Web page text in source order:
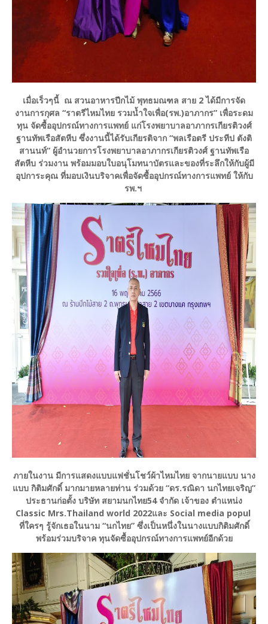
เมื่อเร็วๆนี้ ณ สวนอาหารปีกไม้ พุทธมณฑล สาย 2 ได้มีการจัด
งานการกุศล “ราตรีไหมไทย รวมน้ำใจเพื่อ(รพ.)อาภากร” เพื่อระดม
ทุน จัดซื้ออุปกรณ์ทางการแพทย์ แก่โรงพยาบาลอาภากรเกียรติวงศ์
ฐานทัพเรือสัตหีบ ซึ่งงานนี้ได้รับเกียรติจาก “พลเรือตรี ประทีป ตังติ
สานนท์” ผู้อำนวยการโรงพยาบาลอาภากรเกียรติวงศ์ ฐานทัพเรือ
สัตหีบ ร่วมงาน พร้อมมอบใบอนุโมทนาบัตรและของที่ระลึกให้กับผู้มี
อุปการะคุณ ที่มอบเงินบริจาคเพื่อจัดซื้ออุปกรณ์ทางการแพทย์ ให้กับ
รพ.ฯ
ภายในงาน มีการแสดงแบบแฟชั่นโชว์ผ้าไหมไทย จากนายแบบ นาง
แบบ กิติมศักดิ์ มากมายหลายท่าน ร่วมด้วย “ดร.รณิดา นกไทยเจริญ”
ประธานก่อตั้ง บริษัท สยามนกไทย54 จำกัด เจ้าของ ตำแหน่ง
Classic Mrs.Thailand world 2022และ Social media popul
ที่ใครๆ รู้จักเธอในนาม “นกไทย” ซึ่งเป็นหนึ่งในนางแบบกิติมศักดิ์
พร้อมร่วมบริจาค ทุนจัดซื้ออุปกรณ์ทางการแพทย์อีกด้วย